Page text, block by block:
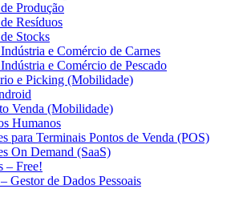
Produção
Resíduos
Stocks
e Comércio de Carnes
e Comércio de Pescado
e Picking (Mobilidade)
Venda (Mobilidade)
Humanos
para Terminais Pontos de Venda (POS)
On Demand (SaaS)
– Free!
Gestor de Dados Pessoais